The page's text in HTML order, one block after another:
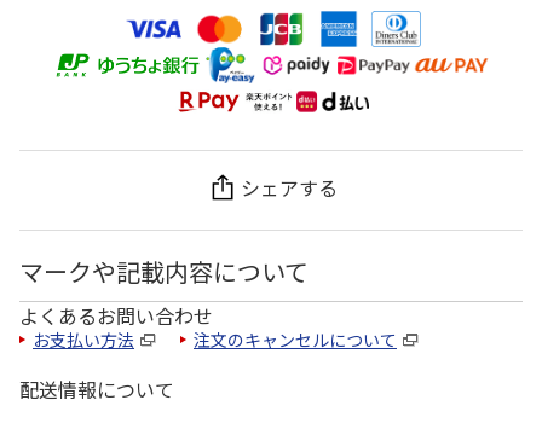
シェアする
マークや記載内容について
よくあるお問い合わせ
お支払い方法 注文のキャンセルについて
配送情報について